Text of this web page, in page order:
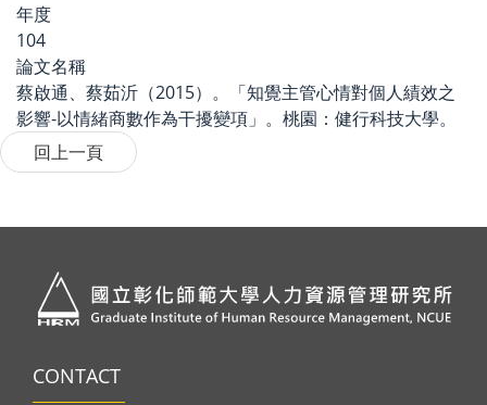
年度
104
論文名稱
蔡啟通、蔡茹沂（2015）。「知覺主管心情對個人績效之
影響-以情緒商數作為干擾變項」。桃園：健行科技大學。
CONTACT